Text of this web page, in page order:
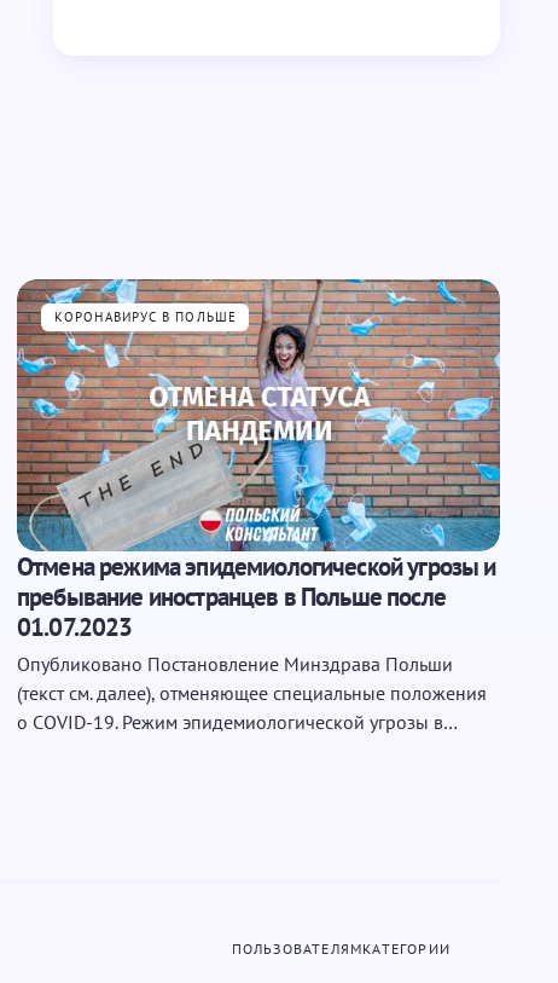
КОРОНАВИРУС В ПОЛЬШЕ
Отмена режима эпидемиологической угрозы и
пребывание иностранцев в Польше после
01.07.2023
Опубликовано Постановление Минздрава Польши
(текст см. далее), отменяющее специальные положения
о COVID-19. Режим эпидемиологической угрозы в…
ПОЛЬЗОВАТЕЛЯМКАТЕГОРИИ